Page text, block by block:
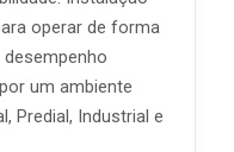
operar de forma
um ambiente
Predial, Industrial e